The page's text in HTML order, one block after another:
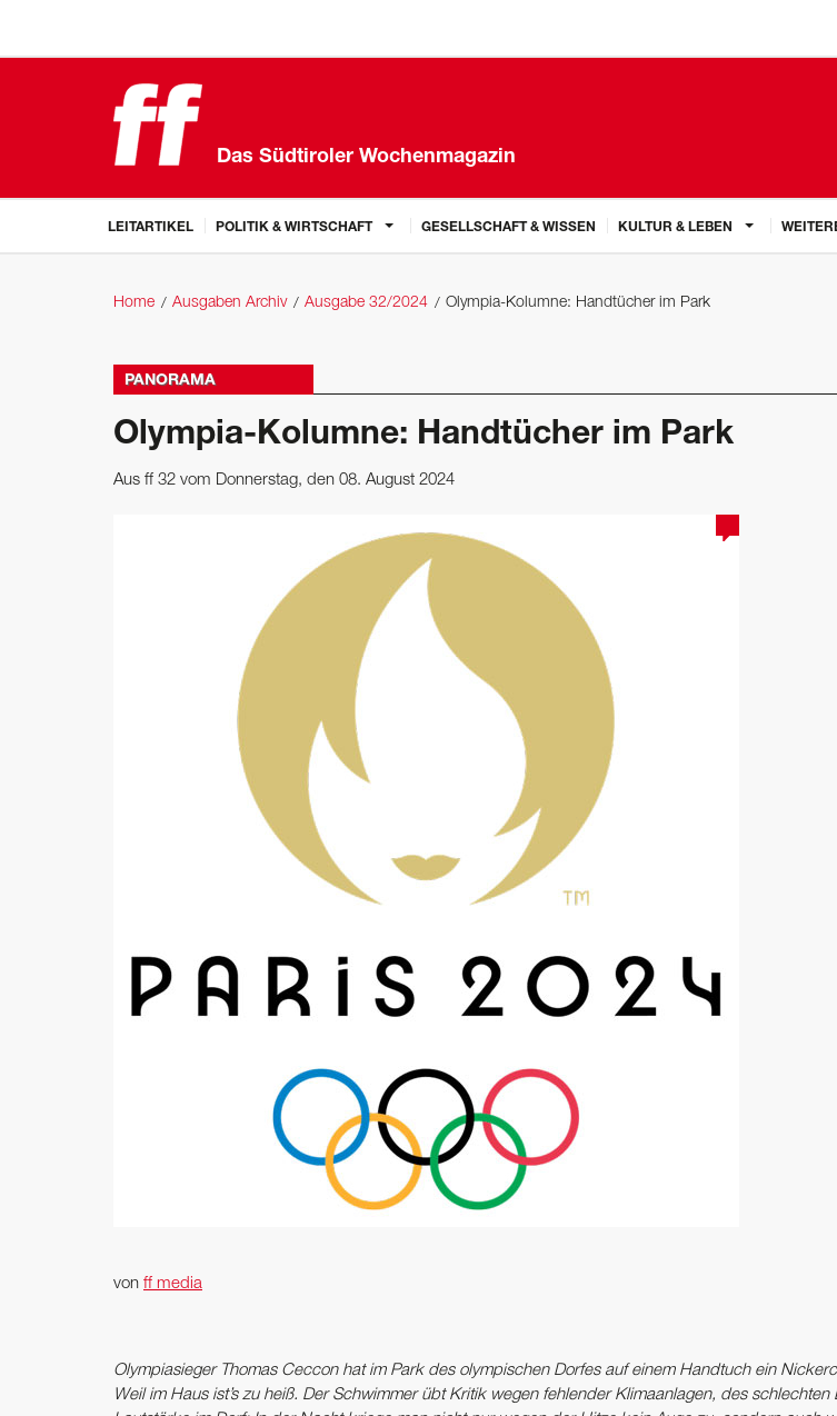
Das Südtiroler Wochenmagazin
LEITARTIKEL POLITIK & WIRTSCHAFT GESELLSCHAFT & WISSEN KULTUR & LEBEN
Home Ausgaben Archiv Ausgabe 32/2024 Olympia-Kolumne: Handtücher im Park
PANORAMA
Olympia-Kolumne: Handtücher im Park
Aus ff 32 vom Donnerstag, den 08. August 2024
von ff media
Olympiasieger Thomas Ceccon hat im Park des olympischen Dorfes auf einem Handtuch ein
Weil im Haus ist’s zu heiß. Der Schwimmer übt Kritik wegen fehlender Klimaanlagen, des schlechten